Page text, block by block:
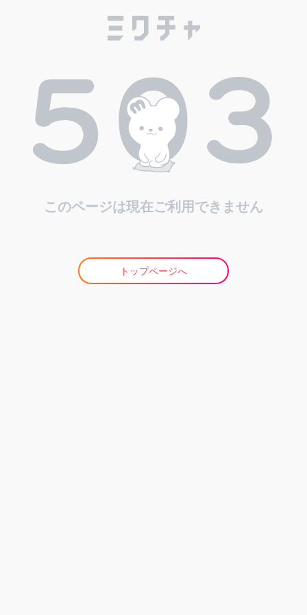
このページは現在ご利用できません